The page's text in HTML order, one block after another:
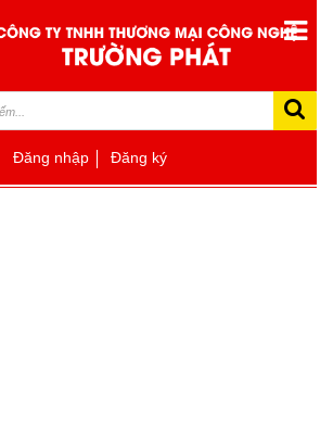
Đăng nhập Đăng ký